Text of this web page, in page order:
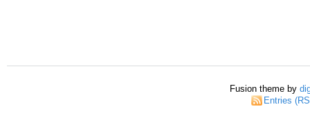
Fusion theme by
Entries